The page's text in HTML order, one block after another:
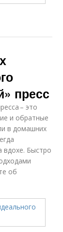
пресс
– это
и обратные
в домашних
вдохе. Быстро
об